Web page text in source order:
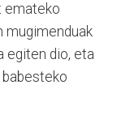
emateko
mugimenduak
egiten dio, eta
babesteko